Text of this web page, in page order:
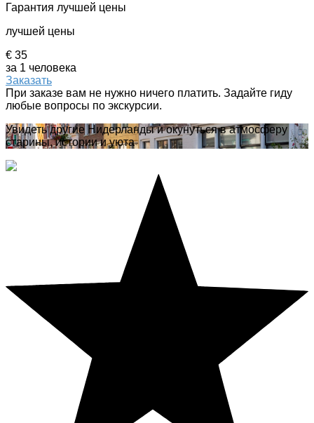
Гарантия лучшей цены
лучшей цены
€ 35
за 1 человека
Заказать
При заказе вам не нужно ничего платить. Задайте гиду
любые вопросы по экскурсии.
Увидеть другие Нидерланды и окунуться в атмосферу
старины, истории и уюта